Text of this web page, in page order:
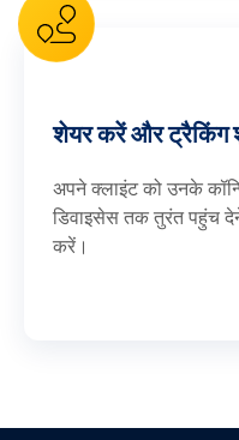
शेयर करें और
अपने क्लाइंट को उनके
डिवाइसेस तक तुरंत पहुंच
करें।